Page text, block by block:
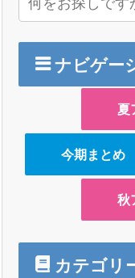
ナビゲー
夏
今期まとめ
秋
カテゴリ